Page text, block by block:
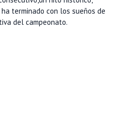
terminado con los sueños de
del campeonato.